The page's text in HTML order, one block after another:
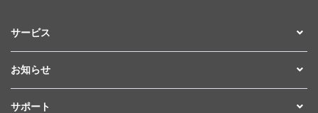
サービス
お知らせ
サポート